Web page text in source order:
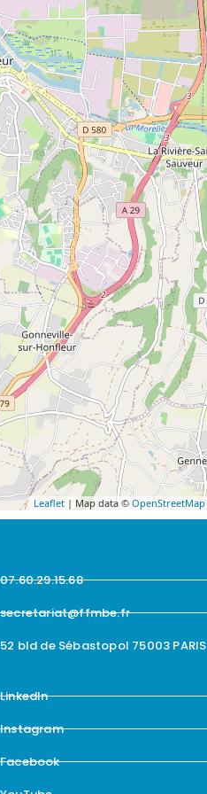
Leaflet | Map data ©OpenStreetMap
07.60.29.15.68
secretariat@ffmbe.fr
52 bld de Sébastopol 75003 PARIS
LinkedIn
Instagram
Facebook